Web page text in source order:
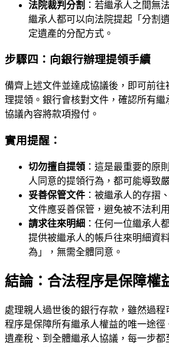
法院裁判分割 ：若繼承人之間無
繼承人都可以向法院提起「分割
定遺產的分配方式。
步驟四：向銀行辦理提領手續
備齊上述文件並達成協議後，即可前
理提領。銀行會核對文件，確認所有
協議內容將款項撥付。
實用提醒：
切勿擅自提領 ：這是最重要的原
人同意的提領行為，都可能導致
妥善保管文件 ：被繼承人的存摺
文件應妥善保管，避免被不法利
請求往來明細 ：任何一位繼承人
提供被繼承人的帳戶往來明細資
為」，無需全體同意。
結論：合法程序是保障權
處理親人過世後的銀行存款，雖然過
程序是保障所有繼承人權益的唯一途徑
遺產稅、到全體繼承人協議，每一步